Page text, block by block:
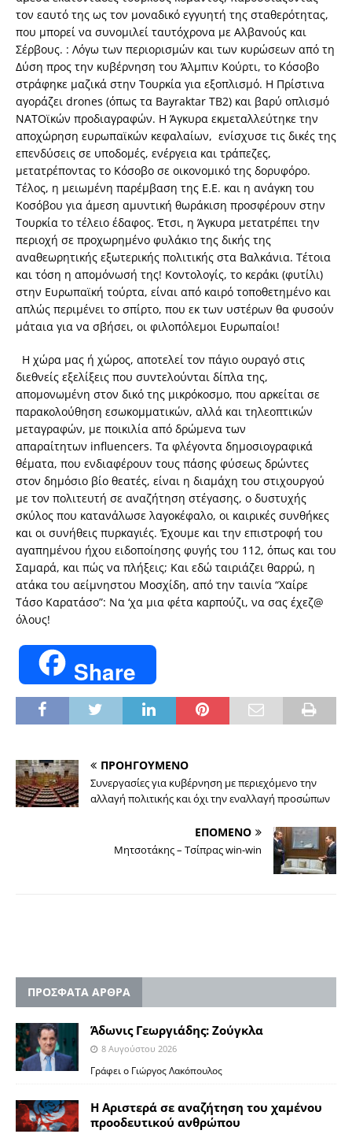
τον εαυτό της ως τον μοναδικό εγγυητή της σταθερότητας,
που μπορεί να συνομιλεί ταυτόχρονα με Αλβανούς και
Σέρβους. : Λόγω των περιορισμών και των κυρώσεων από τη
Δύση προς την κυβέρνηση του Άλμπιν Κούρτι, το Κόσοβο
στράφηκε μαζικά στην Τουρκία για εξοπλισμό. Η Πρίστινα
αγοράζει drones (όπως τα Bayraktar TB2) και βαρύ οπλισμό
NATOϊκών προδιαγραφών. Η Άγκυρα εκμεταλλεύτηκε την
αποχώρηση ευρωπαϊκών κεφαλαίων, ενίσχυσε τις δικές της
επενδύσεις σε υποδομές, ενέργεια και τράπεζες,
μετατρέποντας το Κόσοβο σε οικονομικό της δορυφόρο.
Τέλος, η μειωμένη παρέμβαση της Ε.Ε. και η ανάγκη του
Κοσόβου για άμεση αμυντική θωράκιση προσφέρουν στην
Τουρκία το τέλειο έδαφος. Έτσι, η Άγκυρα μετατρέπει την
περιοχή σε προχωρημένο φυλάκιο της δικής της
αναθεωρητικής εξωτερικής πολιτικής στα Βαλκάνια. Τέτοια
και τόση η απομόνωσή της! Κοντολογίς, το κεράκι (φυτίλι)
στην Ευρωπαϊκή τούρτα, είναι από καιρό τοποθετημένο και
απλώς περιμένει το σπίρτο, που εκ των υστέρων θα φυσούν
μάταια για να σβήσει, οι φιλοπόλεμοι Ευρωπαίοι!
Η χώρα μας ή χώρος, αποτελεί τον πάγιο ουραγό στις
διεθνείς εξελίξεις που συντελούνται δίπλα της,
απομονωμένη στον δικό της μικρόκοσμο, που αρκείται σε
παρακολούθηση εσωκομματικών, αλλά και τηλεοπτικών
μεταγραφών, με ποικιλία από δρώμενα των
απαραίτητων influencers. Τα φλέγοντα δημοσιογραφικά
θέματα, που ενδιαφέρουν τους πάσης φύσεως δρώντες
στον δημόσιο βίο θεατές, είναι η διαμάχη του στιχουργού
με τον πολιτευτή σε αναζήτηση στέγασης, ο δυστυχής
σκύλος που κατανάλωσε λαγοκέφαλο, οι καιρικές συνθήκες
και οι συνήθεις πυρκαγιές. Έχουμε και την επιστροφή του
αγαπημένου ήχου ειδοποίησης φυγής του 112, όπως και του
Σαμαρά, και πώς να πλήξεις; Και εδώ ταιριάζει θαρρώ, η
ατάκα του αείμνηστου Μοσχίδη, από την ταινία “Χαίρε
Τάσο Καρατάσο”: Να ‘χα μια φέτα καρπούζι, να σας έχεζ@
όλους!
Share
ΠΡΟΗΓΟΥΜΕΝΟ
Συνεργασίες για κυβέρνηση με περιεχόμενο την
αλλαγή πολιτικής και όχι την εναλλαγή προσώπων
ΕΠΟΜΕΝΟ
Μητσοτάκης – Τσίπρας win-win
ΠΡΟΣΦΑΤΑ ΑΡΘΡΑ
Άδωνις Γεωργιάδης: Ζούγκλα
8 Αυγούστου 2026
Γράφει ο Γιώργος Λακόπουλος
Η Αριστερά σε αναζήτηση του χαμένου
προοδευτικού ανθρώπου